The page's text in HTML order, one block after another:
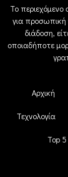
Το περιεχόμενο
για
διάδοση,
οποιαδήποτε
Αρχική
Τεχνολογία
Top 5